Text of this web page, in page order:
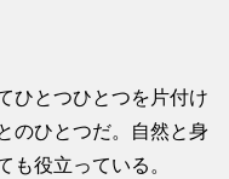
ひとつひとつを片付け
のひとつだ。自然と身
も役立っている。